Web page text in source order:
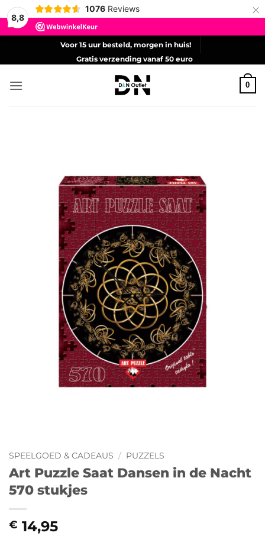
8,8
1076 Reviews ×
Voor 15 uur besteld, morgen in huis!
Gratis verzending vanaf 50 euro
0
SPEELGOED & CADEAUS / PUZZELS
Art Puzzle Saat Dansen in de Nacht
570 stukjes
€ 14,95